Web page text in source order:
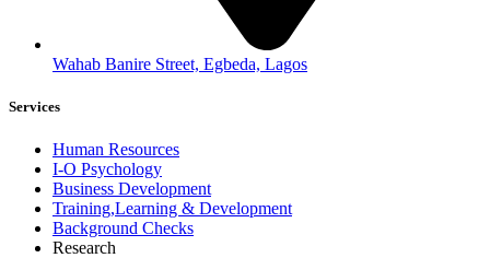
Wahab Banire Street, Egbeda, Lagos
Services
Human Resources
I-O Psychology
Business Development
Training,Learning & Development
Background Checks
Research